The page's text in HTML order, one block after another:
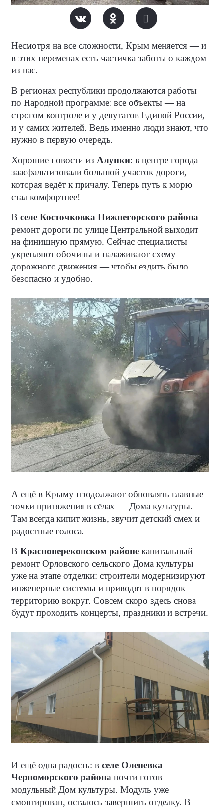
Несмотря на все сложности, Крым меняется — и
в этих переменах есть частичка заботы о каждом
из нас.
В регионах республики продолжаются работы
по Народной программе: все объекты — на
строгом контроле и у депутатов Единой России,
и у самих жителей. Ведь именно люди знают, что
нужно в первую очередь.
Хорошие новости из Алупки: в центре города
заасфальтировали большой участок дороги,
которая ведёт к причалу. Теперь путь к морю
стал комфортнее!
В селе Косточковка Нижнегорского района
ремонт дороги по улице Центральной выходит
на финишную прямую. Сейчас специалисты
укрепляют обочины и налаживают схему
дорожного движения — чтобы ездить было
безопасно и удобно.
А ещё в Крыму продолжают обновлять главные
точки притяжения в сёлах — Дома культуры.
Там всегда кипит жизнь, звучит детский смех и
радостные голоса.
В Красноперекопском районе капитальный
ремонт Орловского сельского Дома культуры
уже на этапе отделки: строители модернизируют
инженерные системы и приводят в порядок
территорию вокруг. Совсем скоро здесь снова
будут проходить концерты, праздники и встречи.
И ещё одна радость: в селе Оленевка
Черноморского района почти готов
модульный Дом культуры. Модуль уже
смонтирован, осталось завершить отделку. В